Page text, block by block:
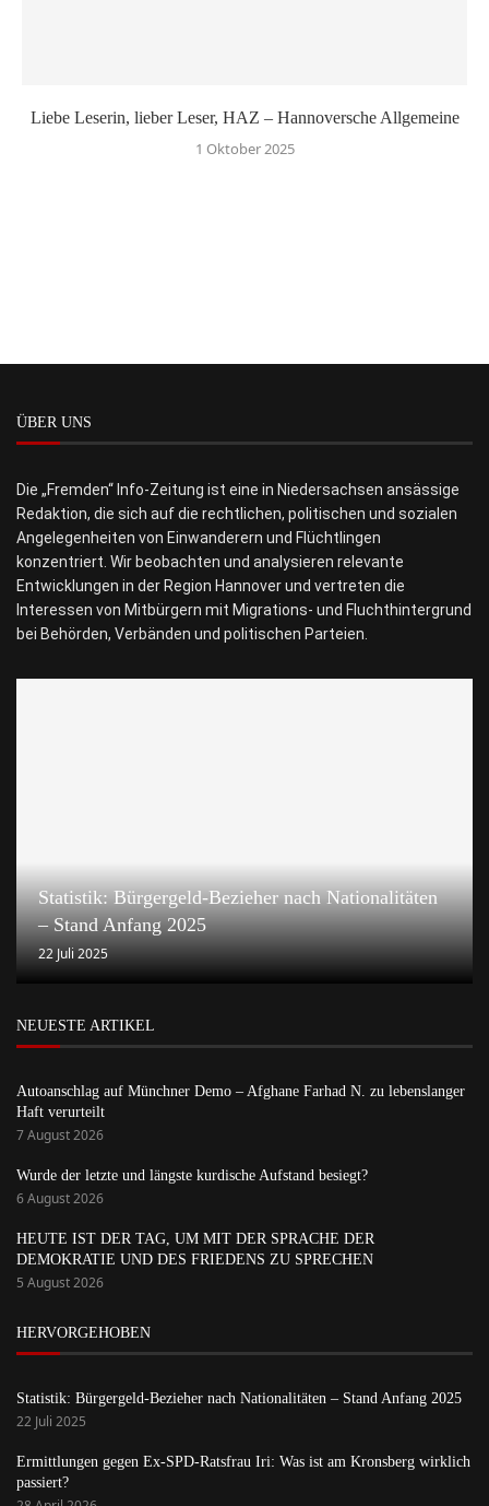
Liebe Leserin, lieber Leser, HAZ – Hannoversche Allgemeine
1 Oktober 2025
ÜBER UNS
Die „Fremden“ Info-Zeitung ist eine in Niedersachsen ansässige
Redaktion, die sich auf die rechtlichen, politischen und sozialen
Angelegenheiten von Einwanderern und Flüchtlingen
konzentriert. Wir beobachten und analysieren relevante
Entwicklungen in der Region Hannover und vertreten die
Interessen von Mitbürgern mit Migrations- und Fluchthintergrund
bei Behörden, Verbänden und politischen Parteien.
Statistik: Bürgergeld-Bezieher nach Nationalitäten
– Stand Anfang 2025
22 Juli 2025
NEUESTE ARTIKEL
Autoanschlag auf Münchner Demo – Afghane Farhad N. zu lebenslanger
Haft verurteilt
7 August 2026
Wurde der letzte und längste kurdische Aufstand besiegt?
6 August 2026
HEUTE IST DER TAG, UM MIT DER SPRACHE DER
DEMOKRATIE UND DES FRIEDENS ZU SPRECHEN
5 August 2026
HERVORGEHOBEN
Statistik: Bürgergeld-Bezieher nach Nationalitäten – Stand Anfang 2025
22 Juli 2025
Ermittlungen gegen Ex-SPD-Ratsfrau Iri: Was ist am Kronsberg wirklich
passiert?